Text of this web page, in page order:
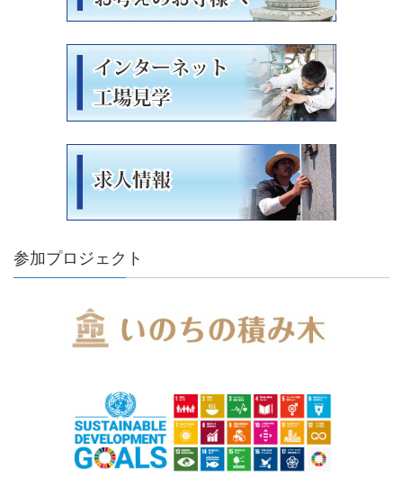
参加プロジェクト